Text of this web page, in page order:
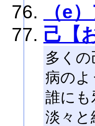
（e
己【
多く
病の
誰に
淡々と